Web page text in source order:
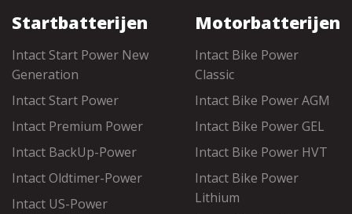
Startbatterijen
Intact Start Power New
Generation
Intact Start Power
Intact Premium Power
Intact BackUp-Power
Intact Oldtimer-Power
Intact US-Power
Motorbatterijen
Intact Bike Power
Classic
Intact Bike Power AGM
Intact Bike Power GEL
Intact Bike Power HVT
Intact Bike Power
Lithium